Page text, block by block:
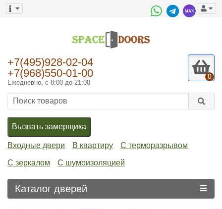
+7(495)928-02-04
+7(968)550-01-00
Ежедневно, с 8:00 до 21:00
0
Вызвать замерщика
Входные двери В квартиру С терморазрывом
С зеркалом С шумоизоляцией
Каталог дверей